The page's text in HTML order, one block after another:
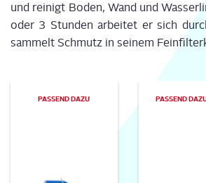
und rei­nigt Boden, Wand und
oder 3 Stun­den arbei­tet er sich
sam­melt Schmutz in sei­nem
PAS­SEND DAZU PAS­SEND